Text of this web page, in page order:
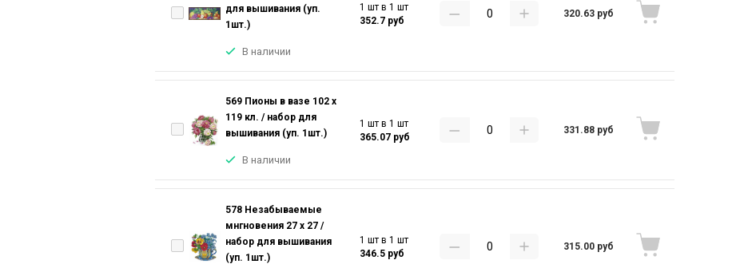
для вышивания (уп.
1шт.)
В наличии
1 шт в 1 шт
352.7 руб
320.63 руб
569 Пионы в вазе 102 х
119 кл. / набор для
вышивания (уп. 1шт.)
В наличии
1 шт в 1 шт
365.07 руб
331.88 руб
578 Незабываемые
мнгновения 27 х 27 /
набор для вышивания
(уп. 1шт.)
1 шт в 1 шт
346.5 руб
315.00 руб